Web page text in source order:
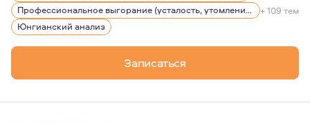
Считаю, что в работе важно найти свой метод, свой
Основные слова, которые могут меня
Год рождения — 1982.
Профессиональное выгорание (усталость, утомление), стрессы
+ 109 тем
Юнгианский анализ
Записаться